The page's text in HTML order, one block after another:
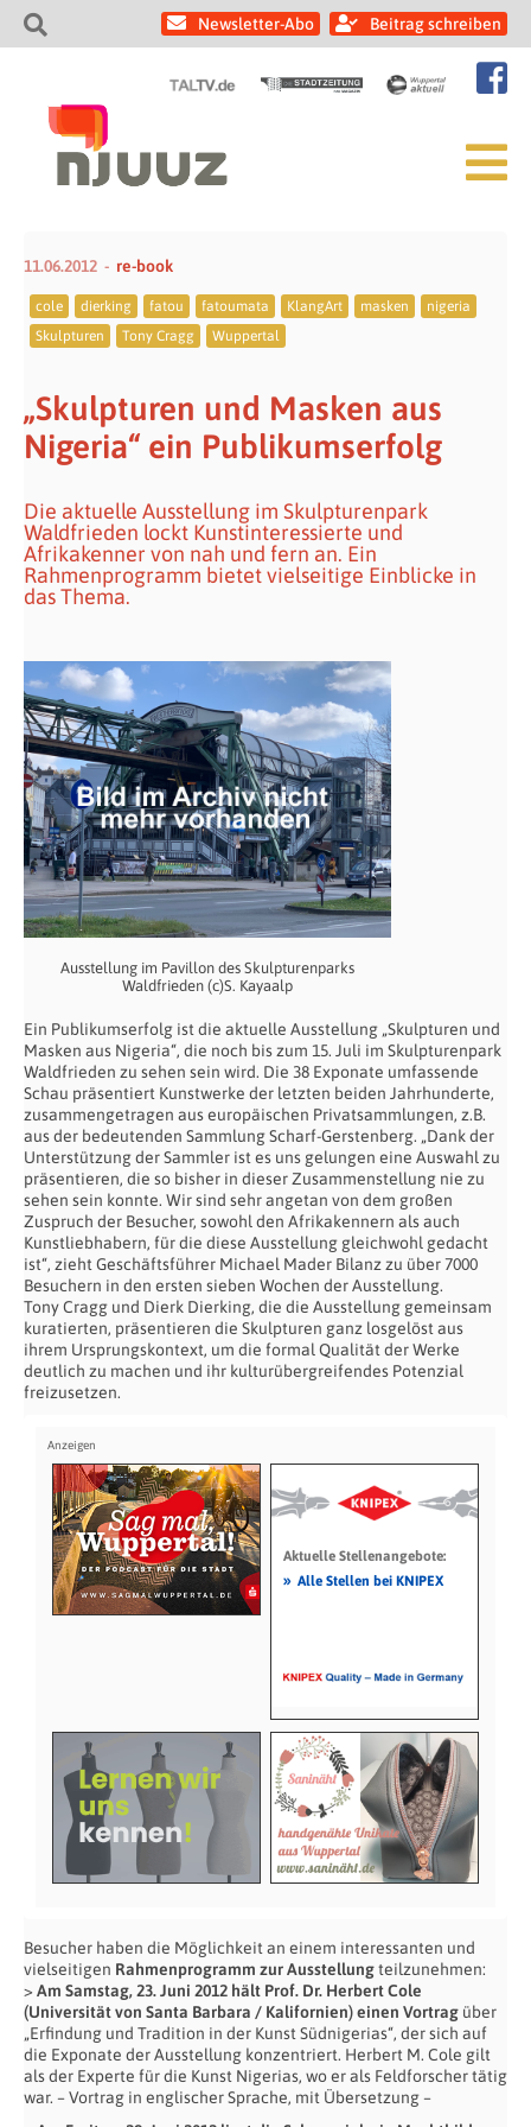
Newsletter-Abo Beitrag schreiben
11.06.2012 re-book
cole dierking fatou fatoumata KlangArt masken
nigeria
Skulpturen
Tony Cragg Wuppertal
„Skulpturen und Masken aus
Nigeria“ ein Publikumserfolg
Die aktuelle Ausstellung im Skulpturenpark
Waldfrieden lockt Kunstinteressierte und
Afrikakenner von nah und fern an. Ein
Rahmenprogramm bietet vielseitige Einblicke in
das Thema.
Ausstellung im Pavillon des Skulpturenparks
Waldfrieden (c)S. Kayaalp
Ein Publikumserfolg ist die aktuelle Ausstellung „Skulpturen und
Masken aus Nigeria“, die noch bis zum 15. Juli im Skulpturenpark
Waldfrieden zu sehen sein wird. Die 38 Exponate umfassende
Schau präsentiert Kunstwerke der letzten beiden Jahrhunderte,
zusammengetragen aus europäischen Privatsammlungen, z.B.
aus der bedeutenden Sammlung Scharf-Gerstenberg. „Dank der
Unterstützung der Sammler ist es uns gelungen eine Auswahl zu
präsentieren, die so bisher in dieser Zusammenstellung nie zu
sehen sein konnte. Wir sind sehr angetan von dem großen
Zuspruch der Besucher, sowohl den Afrikakennern als auch
Kunstliebhabern, für die diese Ausstellung gleichwohl gedacht
ist“, zieht Geschäftsführer Michael Mader Bilanz zu über 7000
Besuchern in den ersten sieben Wochen der Ausstellung.
Tony Cragg und Dierk Dierking, die die Ausstellung gemeinsam
kuratierten, präsentieren die Skulpturen ganz losgelöst aus
ihrem Ursprungskontext, um die formal Qualität der Werke
deutlich zu machen und ihr kulturübergreifendes Potenzial
freizusetzen.
Aktuelle Stellenangebote:
» Alle Stellen bei KNIPEX
Besucher haben die Möglichkeit an einem interessanten und
vielseitigen Rahmenprogramm zur Ausstellungteilzunehmen:
> Am Samstag, 23. Juni 2012 hält Prof. Dr. Herbert Cole
(Universität von Santa Barbara / Kalifornien) einen Vortrag über
„Erfindung und Tradition in der Kunst Südnigerias“, der sich auf
die Exponate der Ausstellung konzentriert. Herbert M. Cole gilt
als der Experte für die Kunst Nigerias, wo er als Feldforscher tätig
war. – Vortrag in englischer Sprache, mit Übersetzung –